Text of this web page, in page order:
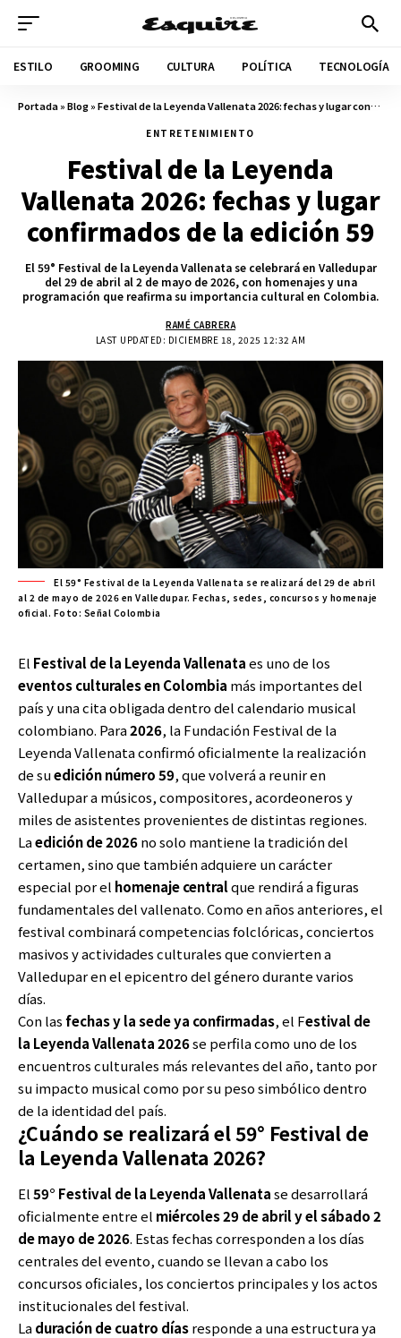
ESTILO GROOMING CULTURA POLÍTICA TECNOLOGÍA
Portada»Blog»Festival de la Leyenda Vallenata 2026: fechas y lugar confirmados de la edición 59
ENTRETENIMIENTO
Festival de la Leyenda
Vallenata 2026: fechas y lugar
confirmados de la edición 59
El 59° Festival de la Leyenda Vallenata se celebrará en Valledupar
del 29 de abril al 2 de mayo de 2026, con homenajes y una
programación que reafirma su importancia cultural en Colombia.
LAST UPDATED: DICIEMBRE 18, 2025 12:32 AM
RAMÉ CABRERA
El 59° Festival de la Leyenda Vallenata se realizará del 29 de abril
al 2 de mayo de 2026 en Valledupar. Fechas, sedes, concursos y homenaje
oficial. Foto: Señal Colombia
El Festival de la Leyenda Vallenataes uno de los
eventos culturales en Colombia más importantes del
país y una cita obligada dentro del calendario musical
colombiano. Para2026, la Fundación Festival de la
Leyenda Vallenata confirmó oficialmente la realización
de suedición número 59, que volverá a reunir en
Valledupar a músicos, compositores, acordeoneros y
miles de asistentes provenientes de distintas regiones.
Laedición de 2026no solo mantiene la tradición del
certamen, sino que también adquiere un carácter
especial por el homenaje centralque rendirá a figuras
fundamentales del vallenato. Como en años anteriores, el
festival combinará competencias folclóricas, conciertos
masivos y actividades culturales que convierten a
Valledupar en el epicentro del género durante varios
días.
Con lasfechas y la sede ya confirmadas, el Festival de
la Leyenda Vallenata 2026se perfila como uno de los
encuentros culturales más relevantes del año, tanto por
su impacto musical como por su peso simbólico dentro
de la identidad del país.
¿Cuándo se realizará el 59° Festival de
la Leyenda Vallenata 2026?
El59° Festival de la Leyenda Vallenatase desarrollará
oficialmente entre el miércoles 29 de abril y el sábado 2
de mayo de 2026. Estas fechas corresponden a los días
centrales del evento, cuando se llevan a cabo los
concursos oficiales, los conciertos principales y los actos
institucionales del festival.
Laduración de cuatro díasresponde a una estructura ya